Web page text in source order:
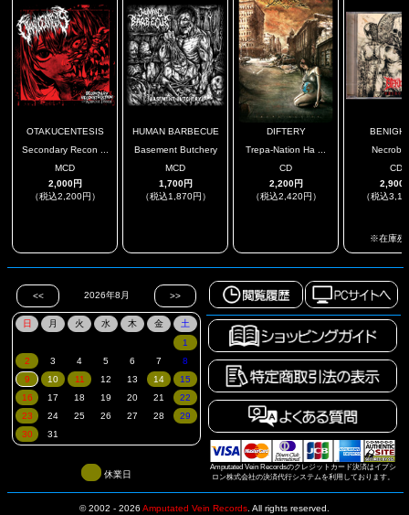
OTAKUCENTESIS
Secondary Recon ...
MCD
2,000円
（税込2,200円）
HUMAN BARBECUE
Basement Butchery
MCD
1,700円
（税込1,870円）
DIFTERY
Trepa-Nation Ha ...
CD
2,200円
（税込2,420円）
CD
2,900
（税込
※在庫残
Amputated Vein Recordsのクレジットカード決済はイプシ
ロン株式会社の決済代行システムを利用しております。
休業日
© 2002 - 2026 Amputated Vein Records All rights reserved.